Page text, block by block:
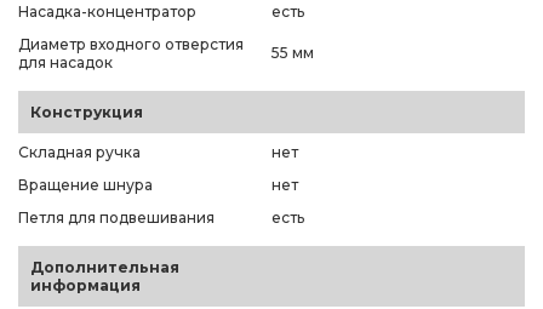
Насадка-концентратор
есть
Диаметр входного отверстия
для насадок
55 мм
Конструкция
Складная ручка
нет
Вращение шнура
нет
Петля для подвешивания
есть
Дополнительная
информация